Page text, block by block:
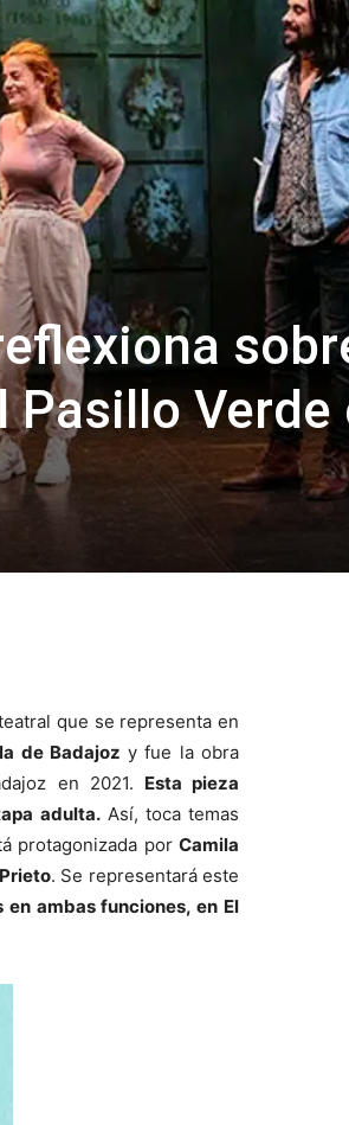
Pasillo Verde
que se representa en
de Badajoz y fue la obra
en 2021. Esta pieza
adulta.Así, toca temas
protagonizada por Camila
. Se representará este
ambas funciones, en El